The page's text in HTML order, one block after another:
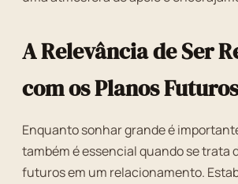
A Relevância de Ser
com os Planos Futuros
Enquanto sonhar grande é
também é essencial quando se trata
futuros em um relacionamento.